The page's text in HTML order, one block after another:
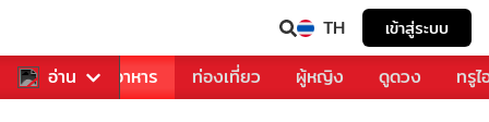
TH เข้าสู่ระบบ
อ่าน
การเพลง อาหาร ท่องเที่ยว ผู้หญิง ดูดวง ทรู